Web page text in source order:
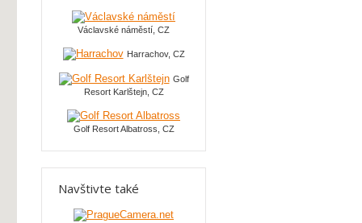
Václavské náměstí, CZ
Harrachov, CZ
Golf
Resort Karlštejn, CZ
Golf Resort Albatross, CZ
Navštivte také